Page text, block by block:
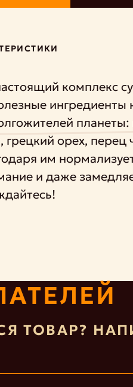
комплекс
орех, перец
им
и даже
ТОВАР?